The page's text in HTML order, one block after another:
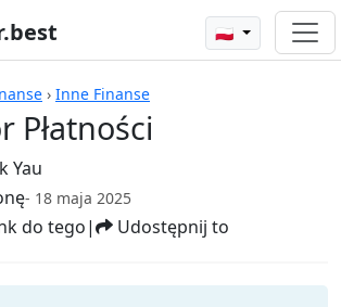
🇵🇱
› Inne Finanse
Płatności
Yau
- 18 maja 2025
do tego| Udostępnij to